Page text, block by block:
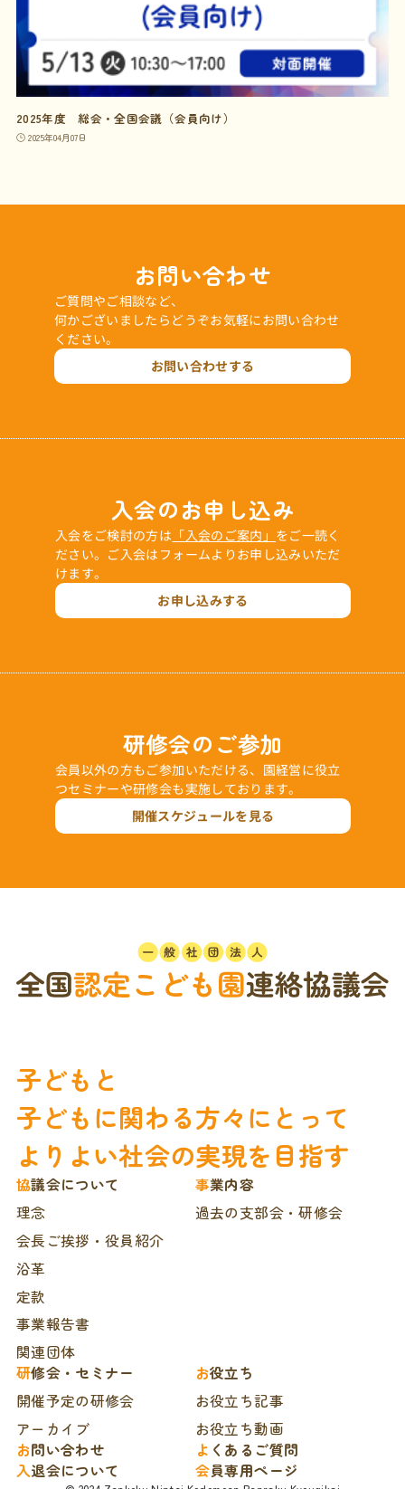
2025年度 総会・全国会議（会員向け）
2025年04月07日
お問い合わせ
ご質問やご相談など、
何かございましたらどうぞお気軽にお問い合わせ
ください。
お問い合わせする
入会のお申し込み
入会をご検討の方は 「入会のご案内」 をご一読く
ださい。ご入会はフォームよりお申し込みいただ
けます。
お申し込みする
研修会のご参加
会員以外の方もご参加いただける、園経営に役立
つセミナーや研修会も実施しております。
開催スケジュールを見る
子どもと
子どもに関わる方々にとって
よりよい社会の実現を目指す
協議会について
理念
会長ご挨拶・役員紹介
沿革
定款
事業報告書
関連団体
事業内容
過去の支部会・研修会
研修会・セミナー
開催予定の研修会
アーカイブ
お役立ち
お役立ち記事
お役立ち動画
お問い合わせ
よくあるご質問
入退会について
会員専用ページ